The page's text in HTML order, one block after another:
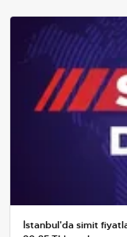
İstanbul'da simit